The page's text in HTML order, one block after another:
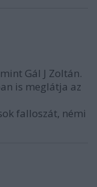
Gál J Zoltán.
is meglátja az
falloszát, némi